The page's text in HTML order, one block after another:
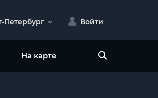
Петербург Войти
На карте